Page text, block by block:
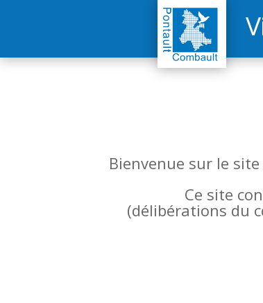
Bienvenue sur le
Ce site
(délibérations du